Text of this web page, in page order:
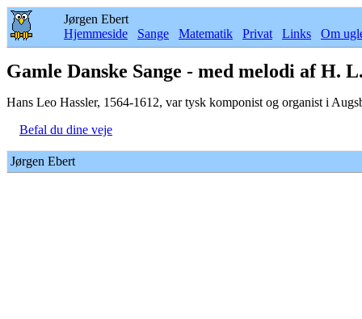
Jørgen Ebert
Hjemmeside
Sange Matematik Privat Links Om
Gamle Danske Sange - med melodi af H.
Hans Leo Hassler, 1564-1612, var tysk komponist og organist i
Befal du dine veje
Jørgen Ebert